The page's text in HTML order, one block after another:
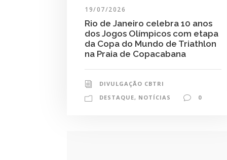
19/07/2026
Rio de Janeiro celebra 10 anos
dos Jogos Olímpicos com etapa
da Copa do Mundo de Triathlon
na Praia de Copacabana
DIVULGAÇÃO CBTRI
DESTAQUE, NOTÍCIAS 0